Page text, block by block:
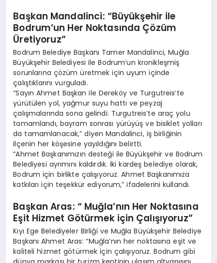
Başkan Mandalinci: “Büyükşehir ile
Bodrum’un Her Noktasında Çözüm
Üretiyoruz”
Bodrum Belediye Başkanı Tamer Mandalinci, Muğla
Büyükşehir Belediyesi ile Bodrum’un kronikleşmiş
sorunlarına çözüm üretmek için uyum içinde
çalıştıklarını vurguladı.
“Sayın Ahmet Başkan ile Dereköy ve Turgutreis’te
yürütülen yol, yağmur suyu hattı ve peyzaj
çalışmalarında sona gelindi. Turgutreis’te araç yolu
tamamlandı, bayram sonrası yürüyüş ve bisiklet yolları
da tamamlanacak,” diyen Mandalinci, iş birliğinin
ilçenin her köşesine yayıldığını belirtti.
“Ahmet Başkanımızın desteği ile Büyükşehir ve Bodrum
Belediyesi ayrımını kaldırdık. İki kardeş belediye olarak,
Bodrum için birlikte çalışıyoruz. Ahmet Başkanımıza
katkıları için teşekkür ediyorum,” ifadelerini kullandı.
Başkan Aras: “ Muğla’nın Her Noktasına
Eşit Hizmet Götürmek için Çalışıyoruz”
Kıyı Ege Belediyeler Birliği ve Muğla Büyükşehir Belediye
Başkanı Ahmet Aras: “Muğla’nın her noktasına eşit ve
kaliteli hizmet götürmek için çalışıyoruz. Bodrum gibi